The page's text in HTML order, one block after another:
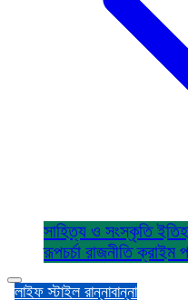
সাহিত্য ও সংস্কৃতি
রূপচর্চা রাজনীতিক্রাইম
লাইফ স্টাইল রান্নাবান্না